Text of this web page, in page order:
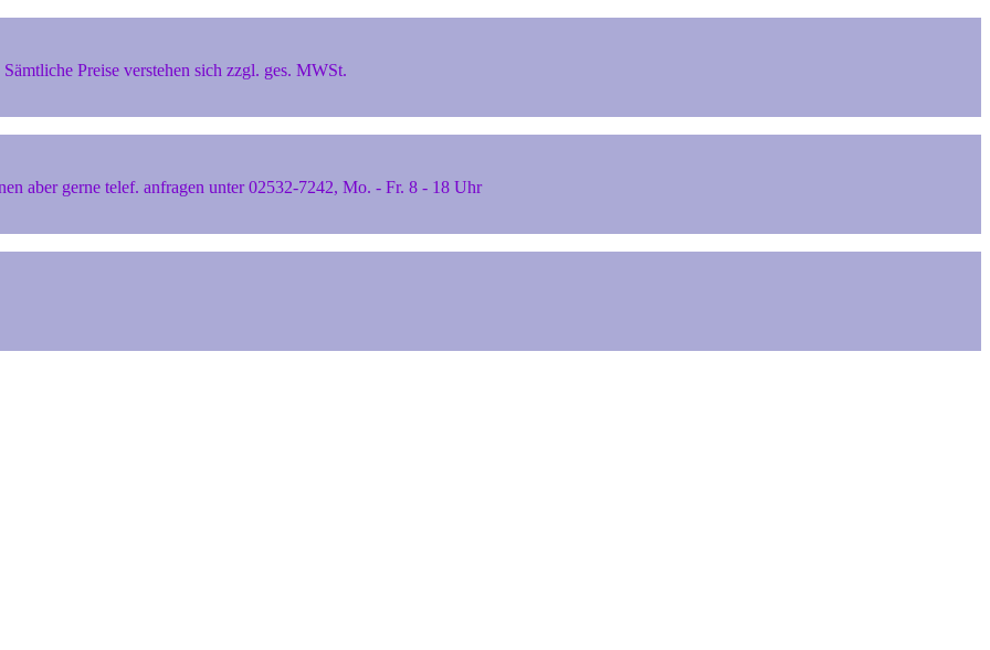
Preise verstehen sich zzgl. ges. MWSt.
aber gerne telef. anfragen unter 02532-7242, Mo. - Fr. 8 - 18 Uhr